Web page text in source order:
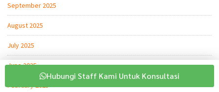
September 2025
August 2025
July 2025
June 2025
Hubungi Staff Kami Untuk Konsultasi